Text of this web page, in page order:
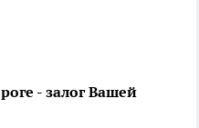
- залог Вашей